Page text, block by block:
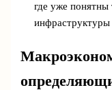
где уже
инфраструктуры